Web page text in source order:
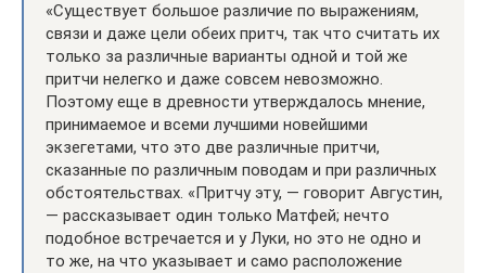
«Существует большое различие по выражениям,
связи и даже цели обеих притч, так что считать их
только за различные варианты одной и той же
притчи нелегко и даже совсем невозможно.
Поэтому еще в древности утверждалось мнение,
принимаемое и всеми лучшими новейшими
экзегетами, что это две различные притчи,
сказанные по различным поводам и при различных
обстоятельствах. «Притчу эту, — говорит Августин,
— рассказывает один только Матфей; нечто
подобное встречается и у Луки, но это не одно и
то же, на что указывает и само расположение